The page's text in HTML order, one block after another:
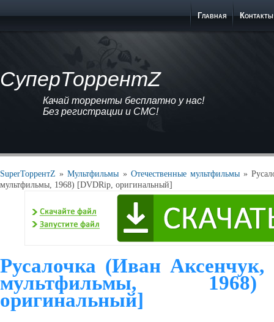
СуперТоррентZ
Качай торренты бесплатно у нас!
Без регистрации и СМС!
Главная Контакты
SuperТоррентZ »Мультфильмы » Отечественные мультфильмы »
мультфильмы, 1968) [DVDRip, оригинальный]
Русалочка (Иван Аксенчук,
мультфильмы,
оригинальный]